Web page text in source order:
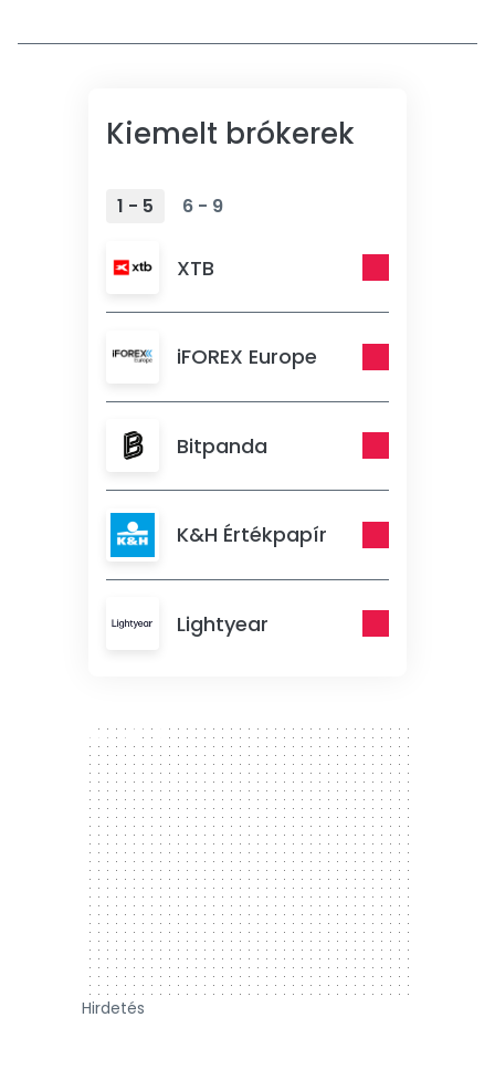
Kiemelt brókerek
1 - 5 6 - 9
XTB
iFOREX Europe
Bitpanda
K&H Értékpapír
Lightyear
300 x 250
Hirdetés